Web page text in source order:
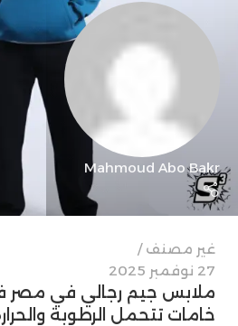
Mahmoud Abo Bakr
غير مصنف
27 نوفمبر 2025
خامات تتحمل الرطوبة